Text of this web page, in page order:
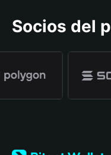
Socios del